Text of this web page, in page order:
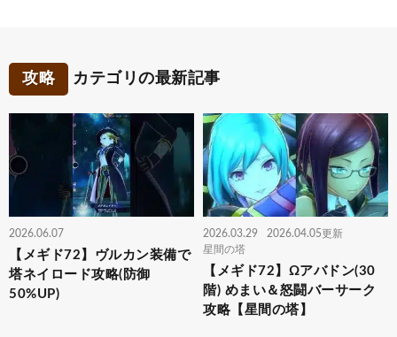
攻略 カテゴリの最新記事
2026.06.07
【メギド72】ヴルカン装備で
塔ネイロード攻略(防御
50%UP)
2026.03.29
2026.04.05更新
星間の塔
【メギド72】Ωアバドン(30
階) めまい＆怒闘バーサーク
攻略【星間の塔】